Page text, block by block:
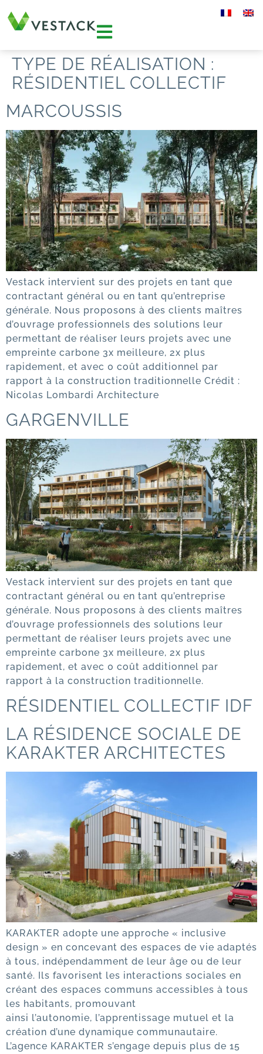
TYPE DE RÉALISATION :
RÉSIDENTIEL COLLECTIF
MARCOUSSIS
Vestack intervient sur des projets en tant que
contractant général ou en tant qu’entreprise
générale. Nous proposons à des clients maîtres
d’ouvrage professionnels des solutions leur
permettant de réaliser leurs projets avec une
empreinte carbone 3x meilleure, 2x plus
rapidement, et avec 0 coût additionnel par
rapport à la construction traditionnelle Crédit :
Nicolas Lombardi Architecture
GARGENVILLE
Vestack intervient sur des projets en tant que
contractant général ou en tant qu’entreprise
générale. Nous proposons à des clients maîtres
d’ouvrage professionnels des solutions leur
permettant de réaliser leurs projets avec une
empreinte carbone 3x meilleure, 2x plus
rapidement, et avec 0 coût additionnel par
rapport à la construction traditionnelle.
RÉSIDENTIEL COLLECTIF IDF
LA RÉSIDENCE SOCIALE DE
KARAKTER ARCHITECTES​
KARAKTER adopte une approche « inclusive
design » en concevant des espaces de vie adaptés
à tous, indépendamment de leur âge ou de leur
santé. Ils favorisent les interactions sociales en
créant des espaces communs accessibles à tous
les habitants, promouvant
ainsi l’autonomie, l’apprentissage mutuel et la
création d’une dynamique communautaire.
L’agence KARAKTER s’engage depuis plus de 15